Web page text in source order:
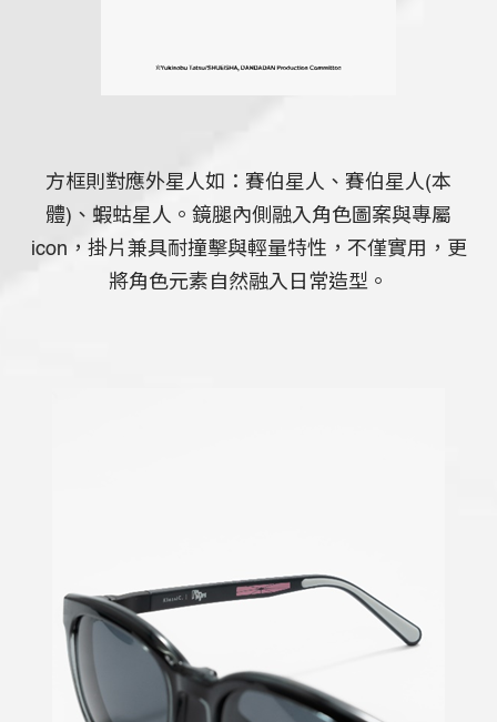
方框則對應外星人如：賽伯星人、賽伯星人(本
體)、蝦蛄星人。鏡腿內側融入角色圖案與專屬
icon，掛片兼具耐撞擊與輕量特性，不僅實用，更
將角色元素自然融入日常造型。